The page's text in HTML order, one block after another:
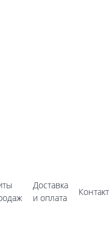
Доставка
и оплата